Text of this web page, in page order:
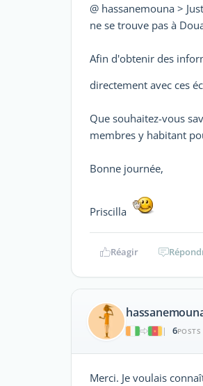
@ hassanemouna >
ne se trouve pas à
Afin d'obtenir des
directement avec ces
Que souhaitez-vous
membres y habitant
Bonne journée,
Priscilla
Réagir
|
6POSTS
Merci. Je voulais